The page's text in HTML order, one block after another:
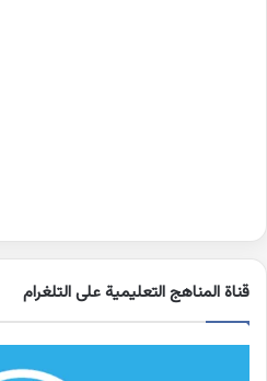
قناة المناهج التعليمية على التلغرام